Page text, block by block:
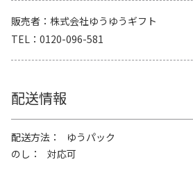
販売者
株式会社ゆうゆうギフト
TEL
0120-096-581
配送情報
配送方法
ゆうパック
のし
対応可